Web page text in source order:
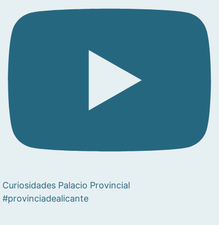
Curiosidades Palacio Provincial
#provinciadealicante